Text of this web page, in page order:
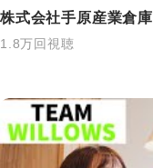
株式会社手原産業倉庫
1.8万回視聴